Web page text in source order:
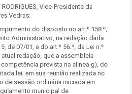
Vice-Presidente da
Vedras:
do disposto no art.º 158.º,
Administrativo, na redação dada
de 07/01, e do art.º 56.º, da Lei n.º
redação, que a assembleia
prevista na alínea g), do
lei, em sua reunião realizada no
de sessão ordinária iniciada em
municipal de